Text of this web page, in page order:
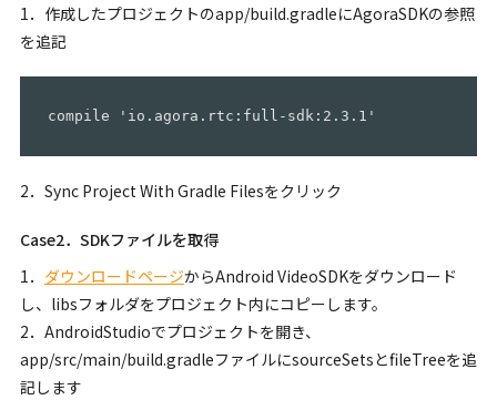
1．作成したプロジェクトのapp/build.gradleにAgoraSDKの参照
を追記
2．Sync Project With Gradle Filesをクリック
Case2．SDKファイルを取得
1． ダウンロードページからAndroid VideoSDKをダウンロード
し、libsフォルダをプロジェクト内にコピーします。
2．AndroidStudioでプロジェクトを開き、
app/src/main/build.gradleファイルにsourceSetsとfileTreeを追
記します